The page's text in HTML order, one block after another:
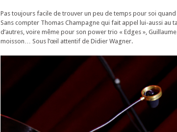
Pas toujours facile de trouver un peu de temps pour soi
Sans compter Thomas Champagne qui fait appel lui-aussi au
d’autres, voire même pour son power trio « Edges »,
moisson… Sous l’œil attentif de Didier Wagner.